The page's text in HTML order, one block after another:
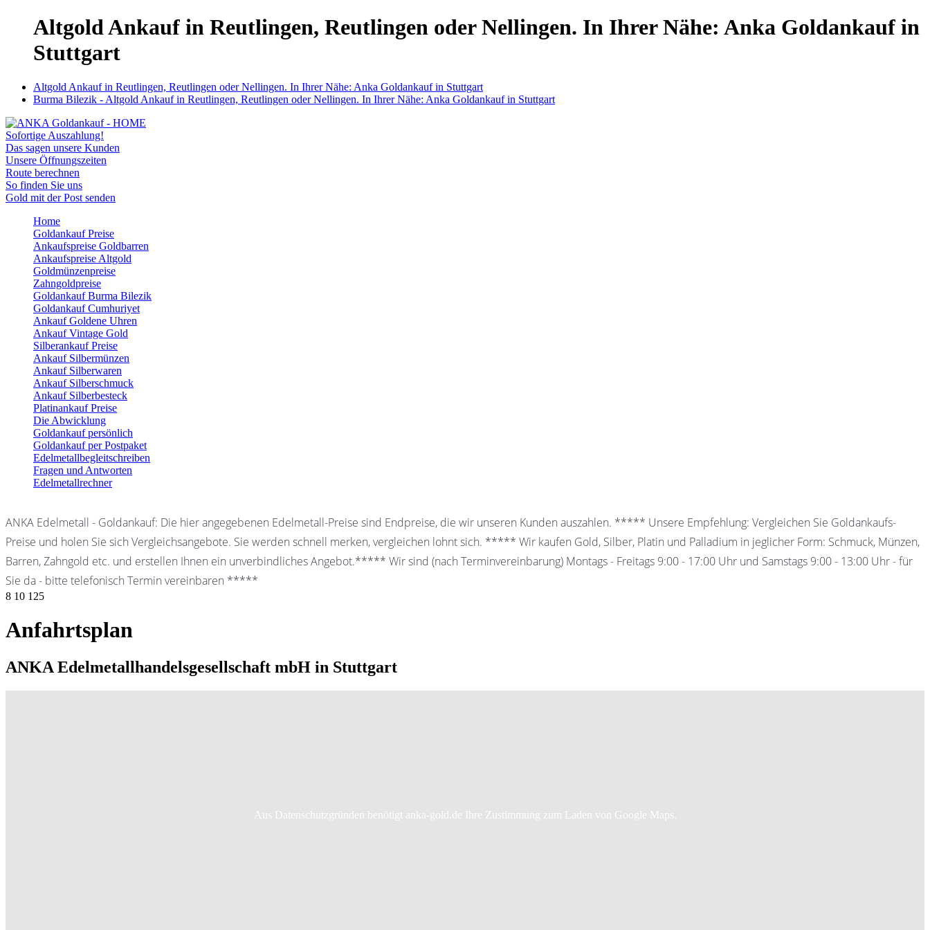
Altgold Ankauf in Reutlingen, Reutlingen oder Nellingen. In Ihrer Nähe: Anka Goldankauf in
Stuttgart
Altgold Ankauf in Reutlingen, Reutlingen oder Nellingen. In Ihrer Nähe: Anka Goldankauf in Stuttgart
Burma Bilezik - Altgold Ankauf in Reutlingen, Reutlingen oder Nellingen. In Ihrer Nähe: Anka Goldankauf in Stuttgart
Sofortige Auszahlung!
Das sagen unsere Kunden
Unsere Öffnungszeiten
Route berechnen
So finden Sie uns
Gold mit der Post senden
Home
Goldankauf Preise
Ankaufspreise Goldbarren
Ankaufspreise Altgold
Goldmünzenpreise
Zahngoldpreise
Goldankauf Burma Bilezik
Goldankauf Cumhuriyet
Ankauf Goldene Uhren
Ankauf Vintage Gold
Silberankauf Preise
Ankauf Silbermünzen
Ankauf Silberwaren
Ankauf Silberschmuck
Ankauf Silberbesteck
Platinankauf Preise
Die Abwicklung
Goldankauf persönlich
Goldankauf per Postpaket
Edelmetallbegleitschreiben
Fragen und Antworten
Edelmetallrechner
ANKA Edelmetall - Goldankauf: Die hier angegebenen Edelmetall-Preise sind Endpreise, die wir unseren Kunden auszahlen. ***** Unsere Empfehlung: Vergleichen Sie Goldankaufs-
Preise und holen Sie sich Vergleichsangebote. Sie werden schnell merken, vergleichen lohnt sich. ***** Wir kaufen Gold, Silber, Platin und Palladium in jeglicher Form: Schmuck, Münzen,
Barren, Zahngold etc. und erstellen Ihnen ein unverbindliches Angebot.***** Wir sind (nach Terminvereinbarung) Montags - Freitags 9:00 - 17:00 Uhr und Samstags 9:00 - 13:00 Uhr - für
Sie da - bitte telefonisch Termin vereinbaren *****
8 10 125
Anfahrtsplan
ANKA Edelmetallhandelsgesellschaft mbH in Stuttgart
Aus Datenschutzgründen benötigt anka-gold.de Ihre Zustimmung zum Laden von Google Maps.